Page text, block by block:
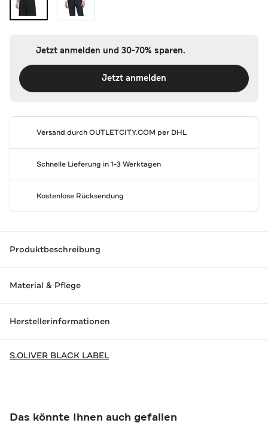
Jetzt anmelden und 30-70% sparen.
Jetzt anmelden
Versand durchOUTLETCITY.COM per DHL
Schnelle Lieferung in 1-3 Werktagen
Kostenlose Rücksendung
Produktbeschreibung
Material & Pflege
Herstellerinformationen
S.OLIVER BLACK LABEL
Das könnte Ihnen auch gefallen